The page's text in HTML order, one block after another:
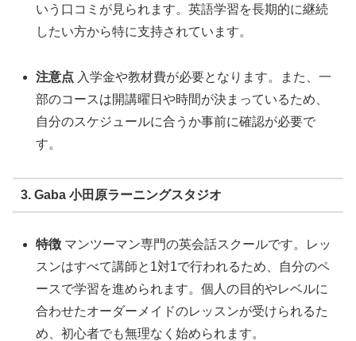
いう口コミが見られます。英語学習を長期的に継続
したい方から特に支持されています。
注意点 入学金や教材費が必要となります。また、一
部のコースは開講曜日や時間が決まっているため、
自分のスケジュールに合うか事前に確認が必要で
す。
3. Gaba 小田原ラーニングスタジオ
特徴 マンツーマン専門の英会話スクールです。レッ
スンはすべて講師と1対1で行われるため、自分のペ
ースで学習を進められます。個人の目的やレベルに
合わせたオーダーメイドのレッスンが受けられるた
め、初心者でも無理なく始められます。